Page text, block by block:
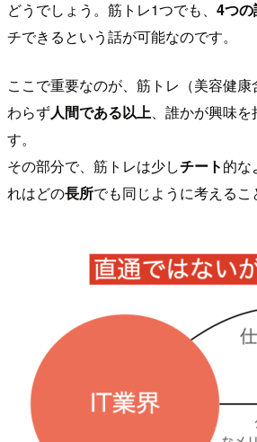
どうでしょう。筋トレ1つでも、 4つ
チできるという話が可能なのです。
ここで重要なのが、筋トレ（美容健
わらず人間である以上、誰かが興味
す。
その部分で、筋トレは少しチート的な
れはどの長所でも同じように考えるこ